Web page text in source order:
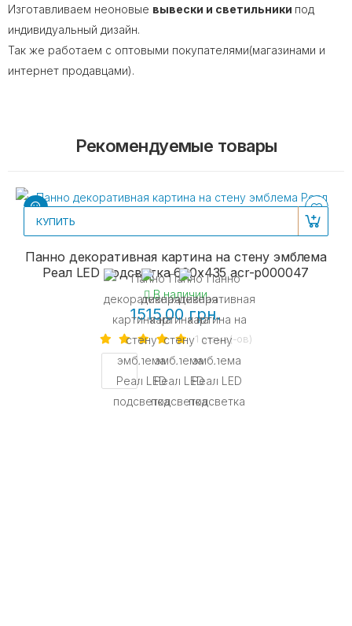
Изготавливаем неоновые вывески и светильники под
индивидуальный дизайн.
Так же работаем с оптовыми покупателями(магазинами и
интернет продавцами).
Рекомендуемые товары
КУПИТЬ
Панно декоративная картина на стену эмблема
Реал LED подсветка 600х435 acr-p000047
В наличии
1515.00 грн.
1 отзыв(-ов)